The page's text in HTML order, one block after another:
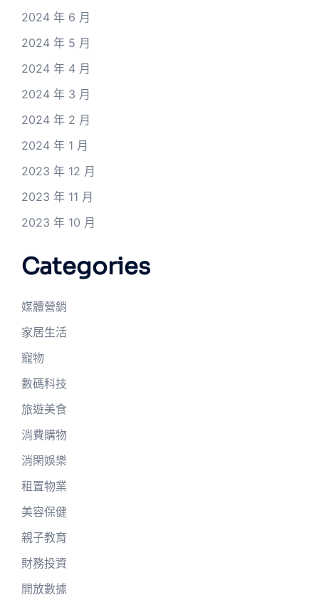
2024 年 6 月
2024 年 5 月
2024 年 4 月
2024 年 3 月
2024 年 2 月
2024 年 1 月
2023 年 12 月
2023 年 11 月
2023 年 10 月
Categories
媒體營銷
家居生活
寵物
數碼科技
旅遊美食
消費購物
消閑娛樂
租置物業
美容保健
親子教育
財務投資
開放數據